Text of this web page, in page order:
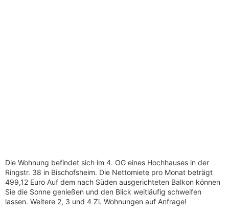
Die Wohnung befindet sich im 4. OG eines Hochhauses in der
Ringstr. 38 in Bischofsheim. Die Nettomiete pro Monat beträgt
499,12 Euro Auf dem nach Süden ausgerichteten Balkon können
Sie die Sonne genießen und den Blick weitläufig schweifen
lassen. Weitere 2, 3 und 4 Zi. Wohnungen auf Anfrage!